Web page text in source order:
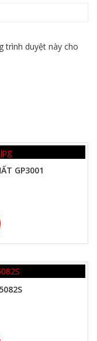
trình duyệt này cho
GP3001